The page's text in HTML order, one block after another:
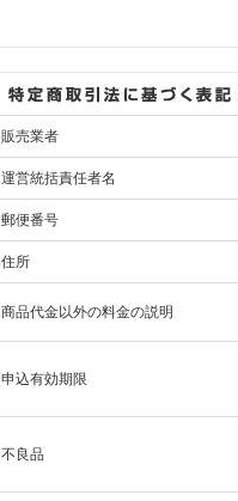
販売業者
運営統括責任者名
郵便番号
住所
商品代金以外の料金の説明
申込有効期限
不良品